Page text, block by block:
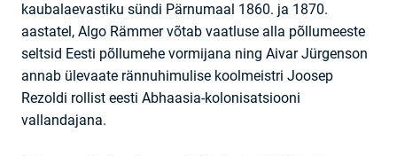
kaubalaevastiku sündi Pärnumaal 1860. ja 1870.
aastatel, Algo Rämmer võtab vaatluse alla põllumeeste
seltsid Eesti põllumehe vormijana ning Aivar Jürgenson
annab ülevaate rännuhimulise koolmeistri Joosep
Rezoldi rollist eesti Abhaasia-kolonisatsiooni
vallandajana.